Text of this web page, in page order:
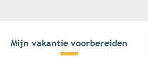
Mijn vakantie voorbereiden